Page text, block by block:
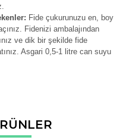
Fide çukurunuzu en, boy
Fidenizi ambalajından
ve dik bir şekilde fide
Asgari 0,5-1 litre can suyu
açıklamalarında ve diğer
öneri formunu